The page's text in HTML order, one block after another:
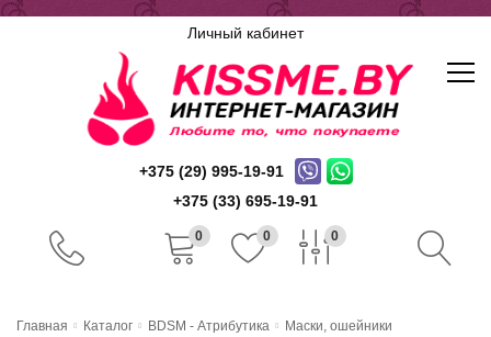
Личный кабинет
+375 (29) 995-19-91
+375 (33) 695-19-91
0 0 0
Главная Каталог BDSM - Атрибутика
Маски, ошейники